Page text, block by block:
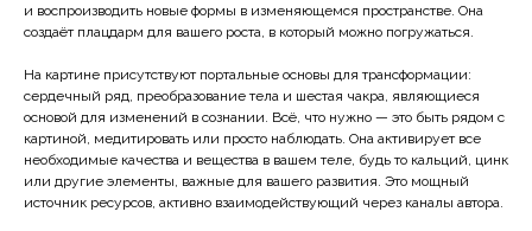
и воспроизводить новые формы в изменяющемся пространстве. Она
создаёт плацдарм для вашего роста, в который можно погружаться.
На картине присутствуют портальные основы для трансформации:
сердечный ряд, преобразование тела и шестая чакра, являющиеся
основой для изменений в сознании. Всё, что нужно — это быть рядом с
картиной, медитировать или просто наблюдать. Она активирует все
необходимые качества и вещества в вашем теле, будь то кальций, цинк
или другие элементы, важные для вашего развития. Это мощный
источник ресурсов, активно взаимодействующий через каналы автора.